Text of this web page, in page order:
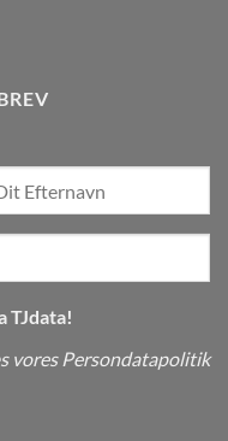
TJdata!
vores Persondatapolitik